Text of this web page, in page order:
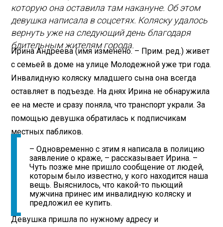
которую она оставила там накануне. Об этом
девушка написала в соцсетях. Коляску удалось
вернуть уже на следующий день благодаря
бдительным жителям города.
Ирина Андреева (имя изменено. – Прим. ред.) живет
с семьей в доме на улице Молодежной уже три года.
Инвалидную коляску младшего сына она всегда
оставляет в подъезде. На днях Ирина не обнаружила
ее на месте и сразу поняла, что транспорт украли. За
помощью девушка обратилась к подписчикам
местных пабликов.
– Одновременно с этим я написала в полицию
заявление о краже, – рассказывает Ирина. –
Чуть позже мне пришло сообщение от людей,
которым было известно, у кого находится наша
вещь. Выяснилось, что какой-то пьющий
мужчина принес им инвалидную коляску и
предложил ее купить.
Девушка пришла по нужному адресу и